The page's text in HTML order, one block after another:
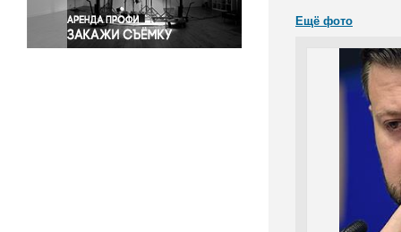
Экономика и бизнес
Ещё фото